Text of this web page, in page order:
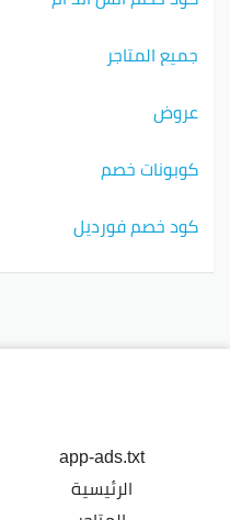
جميع المتاجر
عروض
كوبونات خصم
كود خصم فورديل
app-ads.txt
الرئيسية